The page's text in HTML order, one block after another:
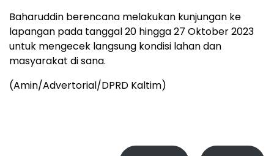
Baharuddin berencana melakukan kunjungan ke
lapangan pada tanggal 20 hingga 27 Oktober 2023
untuk mengecek langsung kondisi lahan dan
masyarakat di sana.
(Amin/Advertorial/DPRD Kaltim)